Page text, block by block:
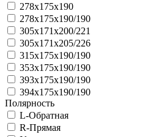
278x175x190
278x175x190/190
305x171x200/221
305x171x205/226
315x175x190/190
353x175x190/190
393x175x190/190
394x175x190/190
Полярность
L-Обратная
R-Прямая